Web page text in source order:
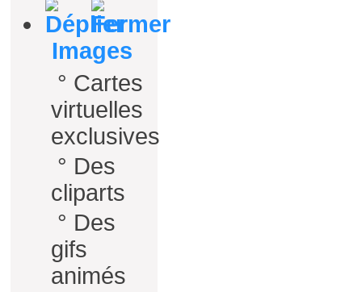
Images
° Cartes
virtuelles
exclusives
° Des
cliparts
° Des
gifs
animés